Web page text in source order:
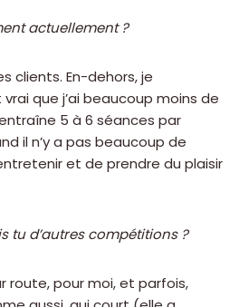
actuellement ?
clients. En-dehors, je
vrai que j’ai beaucoup moins de
5 à 6 séances par
il n’y a pas beaucoup de
et de prendre du plaisir
tu d’autres compétitions ?
route, pour moi, et parfois,